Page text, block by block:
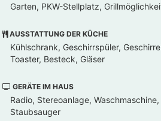
Garten, PKW-Stellplatz,
AUSSTATTUNG DER KÜCHE
Kühlschrank, Geschirrspüler,
Toaster, Besteck, Gläser
GERÄTE IM HAUS
Radio, Stereoanlage,
Staubsauger